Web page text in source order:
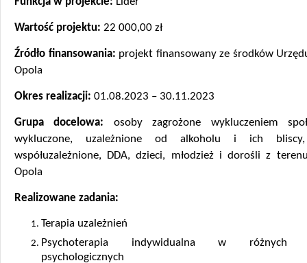
Wartość projektu: 22 000,00 zł
Źródło finansowania: projekt finansowany ze środków
Opola
Okres realizacji: 01.08.2023 – 30.11.2023
Grupa docelowa: osoby zagrożone wykluczeniem
wykluczone, uzależnione od alkoholu i ich
współuzależnione, DDA, dzieci, młodzież i dorośli z
Opola
Realizowane zadania:
Terapia uzależnień
Psychoterapia indywidualna w różnych
psychologicznych